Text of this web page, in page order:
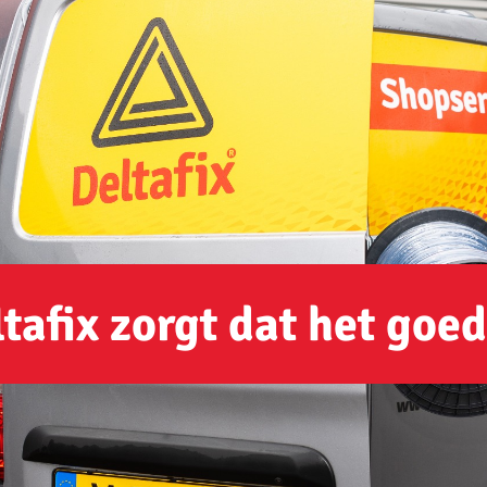
zorgt dat het